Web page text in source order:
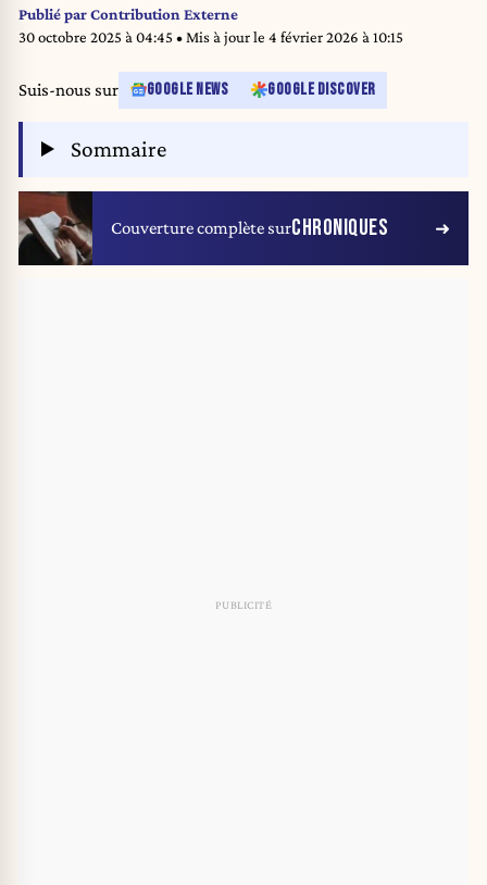
Brussels. Next October 13th, Belgium will vote for municipalities. BELGA
PHOTO JAMES ARTHUR GEKIERE
Publié parContribution Externe
30 octobre 2025 à 04:45 • Mis à jour le 4 février 2026 à 10:15
Suis-nous sur GOOGLE NEWS GOOGLE DISCOVER
Sommaire
Couverture complète surCHRONIQUES